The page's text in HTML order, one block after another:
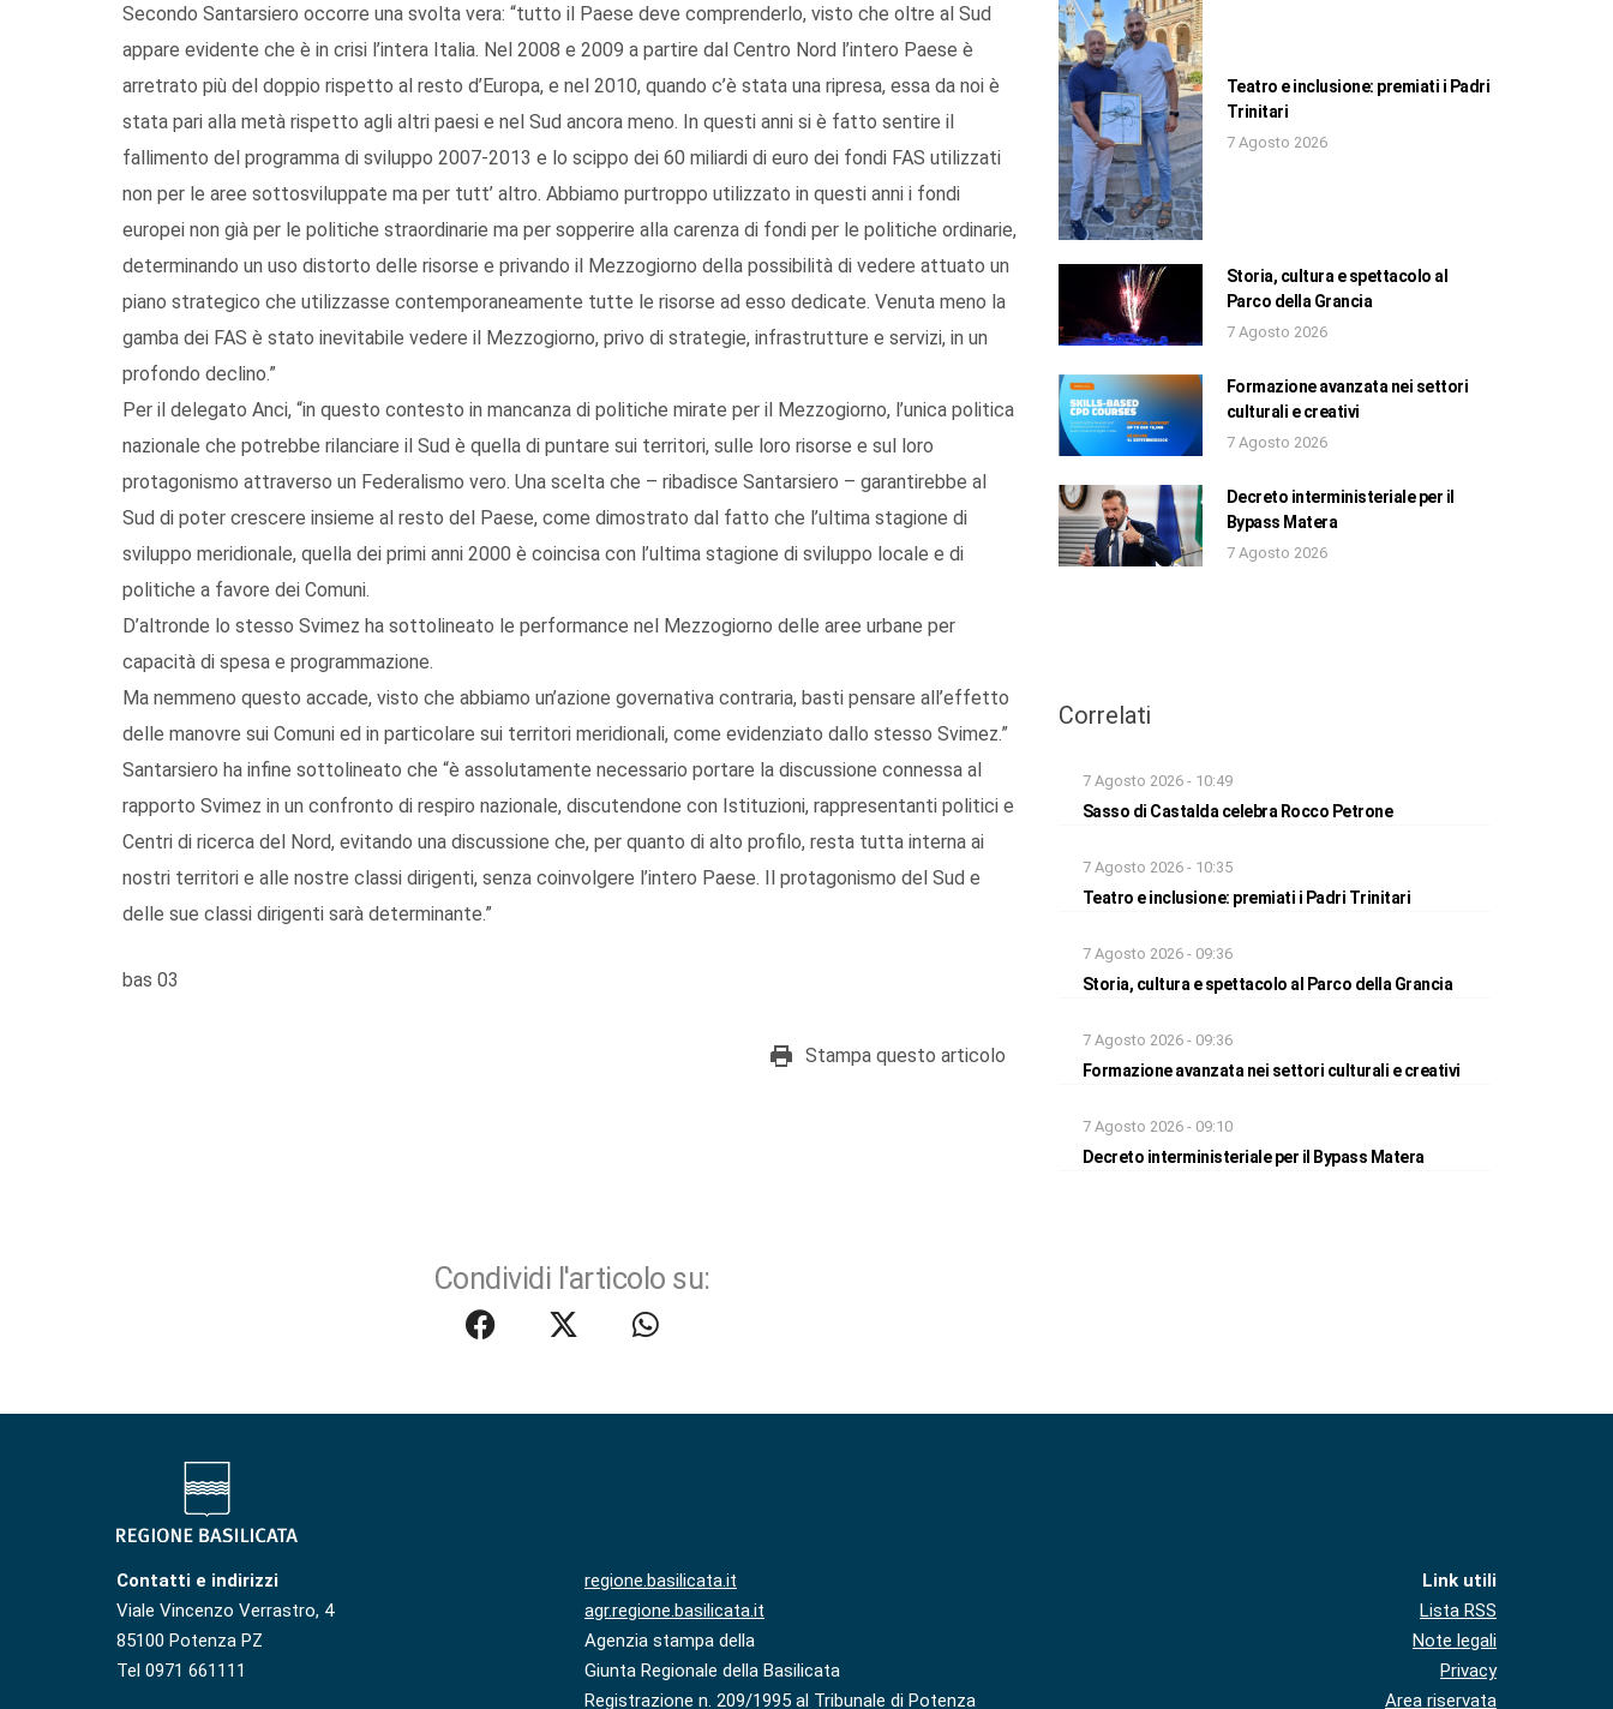
Secondo Santarsiero occorre una svolta vera: “tutto il Paese deve comprenderlo, visto che oltre al Sud
appare evidente che è in crisi l’intera Italia. Nel 2008 e 2009 a partire dal Centro Nord l’intero Paese è
arretrato più del doppio rispetto al resto d’Europa, e nel 2010, quando c’è stata una ripresa, essa da noi è
stata pari alla metà rispetto agli altri paesi e nel Sud ancora meno. In questi anni si è fatto sentire il
fallimento del programma di sviluppo 2007-2013 e lo scippo dei 60 miliardi di euro dei fondi FAS utilizzati
non per le aree sottosviluppate ma per tutt’ altro. Abbiamo purtroppo utilizzato in questi anni i fondi
europei non già per le politiche straordinarie ma per sopperire alla carenza di fondi per le politiche ordinarie,
determinando un uso distorto delle risorse e privando il Mezzogiorno della possibilità di vedere attuato un
piano strategico che utilizzasse contemporaneamente tutte le risorse ad esso dedicate. Venuta meno la
gamba dei FAS è stato inevitabile vedere il Mezzogiorno, privo di strategie, infrastrutture e servizi, in un
profondo declino.”
Per il delegato Anci, “in questo contesto in mancanza di politiche mirate per il Mezzogiorno, l’unica politica
nazionale che potrebbe rilanciare il Sud è quella di puntare sui territori, sulle loro risorse e sul loro
protagonismo attraverso un Federalismo vero. Una scelta che – ribadisce Santarsiero – garantirebbe al
Sud di poter crescere insieme al resto del Paese, come dimostrato dal fatto che l’ultima stagione di
sviluppo meridionale, quella dei primi anni 2000 è coincisa con l’ultima stagione di sviluppo locale e di
politiche a favore dei Comuni.
D’altronde lo stesso Svimez ha sottolineato le performance nel Mezzogiorno delle aree urbane per
capacità di spesa e programmazione.
Ma nemmeno questo accade, visto che abbiamo un’azione governativa contraria, basti pensare all’effetto
delle manovre sui Comuni ed in particolare sui territori meridionali, come evidenziato dallo stesso Svimez.”
Santarsiero ha infine sottolineato che “è assolutamente necessario portare la discussione connessa al
rapporto Svimez in un confronto di respiro nazionale, discutendone con Istituzioni, rappresentanti politici e
Centri di ricerca del Nord, evitando una discussione che, per quanto di alto profilo, resta tutta interna ai
nostri territori e alle nostre classi dirigenti, senza coinvolgere l’intero Paese. Il protagonismo del Sud e
delle sue classi dirigenti sarà determinante.”
bas 03
Stampa questo articolo
Condividi l'articolo su:
Teatro e inclusione: premiati i Padri
Trinitari
7 Agosto 2026
Storia, cultura e spettacolo al
Parco della Grancia
7 Agosto 2026
Formazione avanzata nei settori
culturali e creativi
7 Agosto 2026
Decreto interministeriale per il
Bypass Matera
7 Agosto 2026
Correlati
7 Agosto 2026 - 10:49
Sasso di Castalda celebra Rocco Petrone
7 Agosto 2026 - 10:35
Teatro e inclusione: premiati i Padri Trinitari
7 Agosto 2026 - 09:36
Storia, cultura e spettacolo al Parco della Grancia
7 Agosto 2026 - 09:36
Formazione avanzata nei settori culturali e creativi
7 Agosto 2026 - 09:10
Decreto interministeriale per il Bypass Matera
Contatti e indirizzi
Viale Vincenzo Verrastro, 4
85100 Potenza PZ
Tel 0971 661111
regione.basilicata.it
agr.regione.basilicata.it
Agenzia stampa della
Giunta Regionale della Basilicata
Registrazione n. 209/1995 al Tribunale di Potenza
Link utili
Lista RSS
Note legali
Privacy
Area riservata